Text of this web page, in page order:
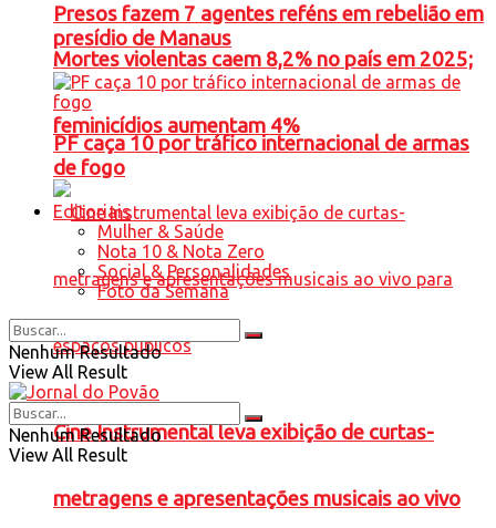
Mortes violentas caem 8,2% no país em 2025;
feminicídios aumentam 4%
Cine Instrumental leva exibição de curtas-
metragens e apresentações musicais ao vivo
Presos fazem 7 agentes reféns em rebelião em
presídio de Manaus
PF caça 10 por tráfico internacional de armas
de fogo
Editoriais
Mulher & Saúde
Nota 10 & Nota Zero
Social & Personalidades
Foto da Semana
Nenhum Resultado
View All Result
Nenhum Resultado
View All Result